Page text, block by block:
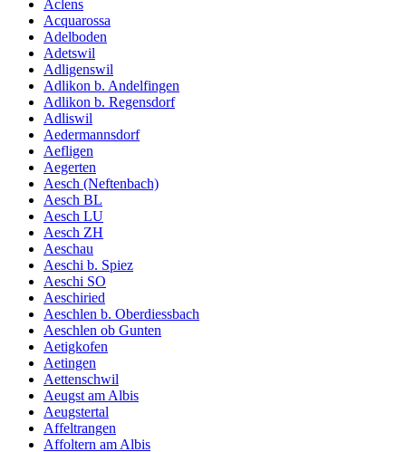
Aclens
Acquarossa
Adelboden
Adetswil
Adligenswil
Adlikon b. Andelfingen
Adlikon b. Regensdorf
Adliswil
Aedermannsdorf
Aefligen
Aegerten
Aesch (Neftenbach)
Aesch BL
Aesch LU
Aesch ZH
Aeschau
Aeschi b. Spiez
Aeschi SO
Aeschiried
Aeschlen b. Oberdiessbach
Aeschlen ob Gunten
Aetigkofen
Aetingen
Aettenschwil
Aeugst am Albis
Aeugstertal
Affeltrangen
Affoltern am Albis